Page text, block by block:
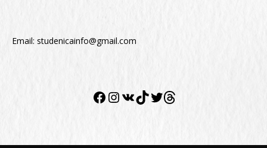
Email: studenicainfo@gmail.com
Facebook
Instagram
VK TikTokTwitter
Twitter